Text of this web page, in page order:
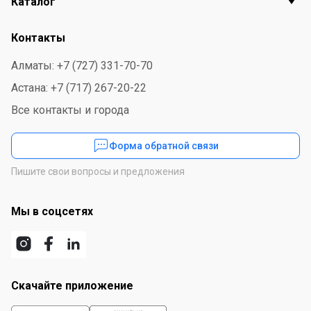
Вафельный батончик Nutella "B-ready", с орехово-
Контакты
Алматы: +7 (727) 331-70-70
Астана: +7 (717) 267-20-22
Все контакты и города
Форма обратной связи
Пишите свои вопросы и предложения
Мы в соцсетях
Скачайте приложение